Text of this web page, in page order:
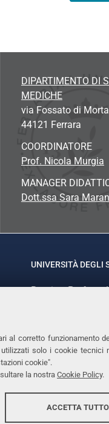
al corretto funzionamento
utilizzati solo i cookie
cookie".
la nostra Cookie Policy.
ACCETTA TUTTO
DIPARTIMENTO DI
MEDICHE
via Fossato di
44121 Ferrara
COORDINATORE
Prof. Nicola Murgia
MANAGER
Dott.ssa Sara
UNIVERSITÀ DEGLI
Rettrice: Prof.ssa